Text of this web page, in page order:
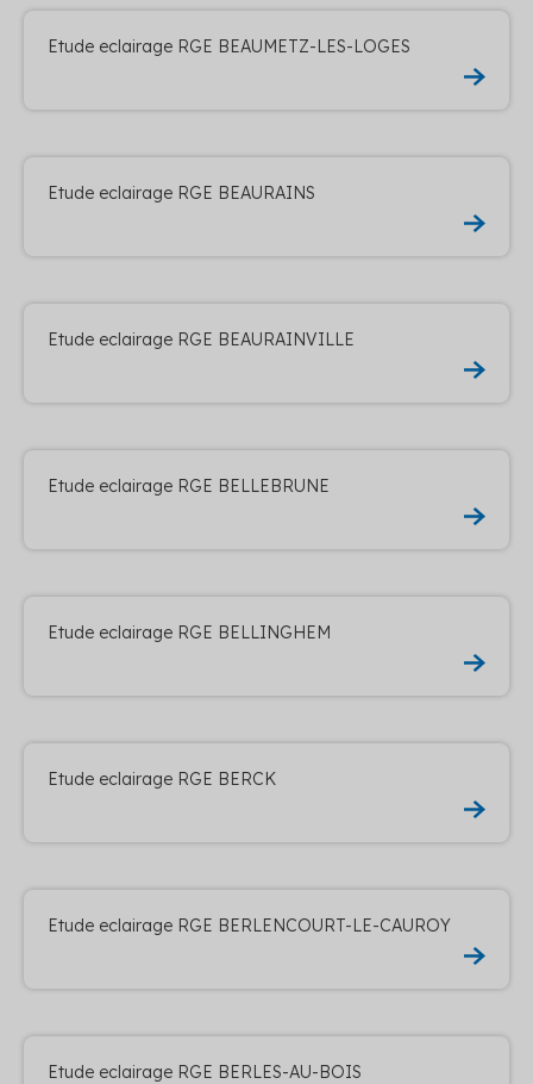
Etude eclairage RGE BEAUMETZ-LES-LOGES
Etude eclairage RGE BEAURAINS
Etude eclairage RGE BEAURAINVILLE
Etude eclairage RGE BELLEBRUNE
Etude eclairage RGE BELLINGHEM
Etude eclairage RGE BERCK
Etude eclairage RGE BERLENCOURT-LE-CAUROY
Etude eclairage RGE BERLES-AU-BOIS